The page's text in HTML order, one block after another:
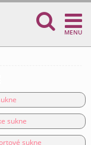
MENU
sukne
sukne